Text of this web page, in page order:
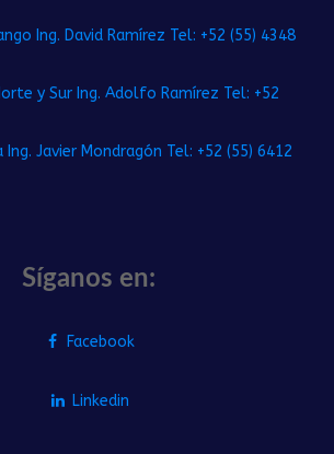
Ing. David Ramírez Tel: +52 (55) 4348
y Sur Ing. Adolfo Ramírez Tel: +52
Ing. Javier Mondragón Tel: +52 (55) 6412
Síganos en:
Facebook
Linkedin